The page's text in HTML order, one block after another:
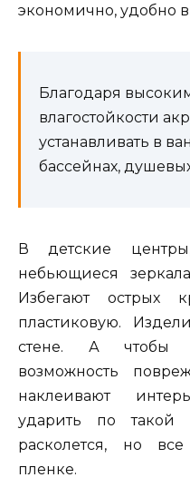
экономично, удобно в
Благодаря
влагостойкости
устанавливать в
бассейнах,
В детские
небьющиеся
Избегают острых
пластиковую.
стене. А чтобы
возможность
наклеивают
ударить по такой
расколется, но
пленке.